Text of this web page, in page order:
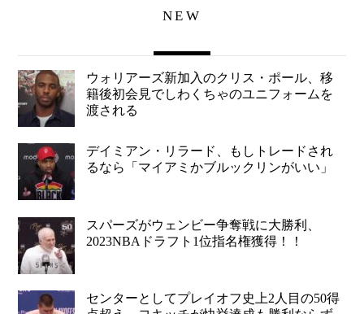
NEW
ウォリアーズ新加入のクリス・ポール、移
籍後初会見でしわくちゃのユニフォームを
渡される
デイミアン・リラード、もしトレードされ
るなら「マイアミかブルックリンがいい」
スパーズがウェンビー争奪戦に大勝利、
2023NBAドラフト1位指名権獲得！！
センターとしてプレイオフ史上2人目の50得